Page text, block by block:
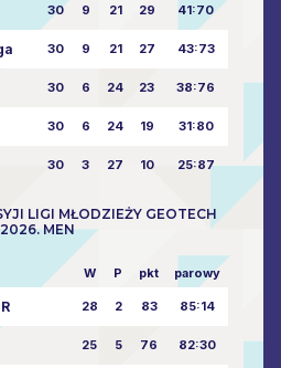
30 9 21 29 41:70
30 9 21 27 43:73
30 6 24 23 38:76
30 6 24 19 31:80
30 3 27 10 25:87
LIGI MŁODZIEŻY GEOTECH
2026. MEN
W P pkt parowy
28 2 83 85:14
25 5 76 82:30